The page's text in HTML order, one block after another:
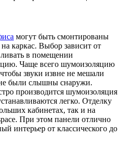
могут быть смонтированы
каркас. Выбор зависит от
в помещении
Чаще всего шумоизоляцию
звуки извне не мешали
были слышны снаружи.
производится шумоизоляция
легко. Отделку
кабинетах, так и на
При этом панели отлично
интерьер от классического до